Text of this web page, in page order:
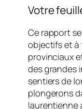
Votre
Ce rapport
objectifs et à
provinciaux
des grandes
sentiers de
plongerons
laurentienne